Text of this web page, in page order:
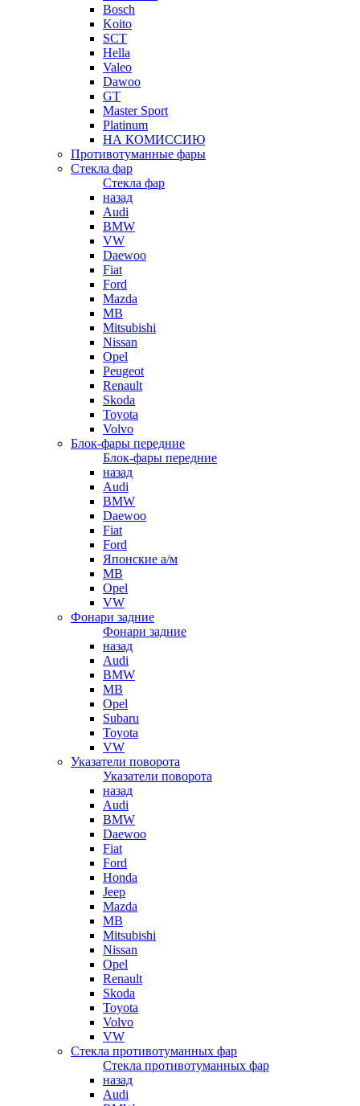
Bosch
Koito
SCT
Hella
Valeo
Dawoo
GT
Master Sport
Platinum
НА КОМИССИЮ
Противотуманные фары
Стекла фар
Стекла фар
назад
Audi
BMW
VW
Daewoo
Fiat
Ford
Mazda
MB
Mitsubishi
Nissan
Opel
Peugeot
Renault
Skoda
Toyota
Volvo
Блок-фары передние
Блок-фары передние
назад
Audi
BMW
Daewoo
Fiat
Ford
Японские а/м
MB
Opel
VW
Фонари задние
Фонари задние
назад
Audi
BMW
MB
Opel
Subaru
Toyota
VW
Указатели поворота
Указатели поворота
назад
Audi
BMW
Daewoo
Fiat
Ford
Honda
Jeep
Mazda
MB
Mitsubishi
Nissan
Opel
Renault
Skoda
Toyota
Volvo
VW
Стекла противотуманных фар
Стекла противотуманных фар
назад
Audi